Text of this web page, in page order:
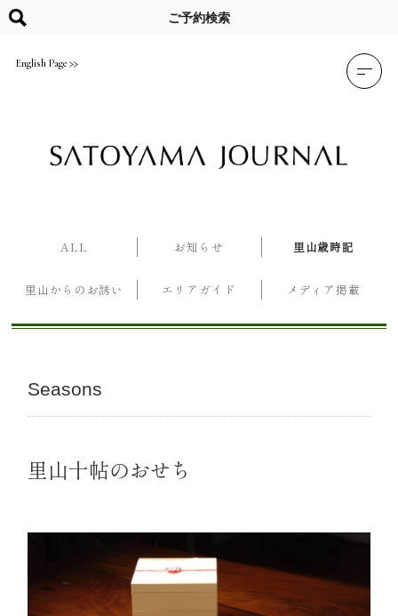
content
English Page
ご予約検索
ALL お知らせ 里山歳時記
里山からのお誘い エリアガイド メディア掲載
Seasons
里山十帖のおせち